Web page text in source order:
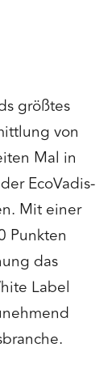
größtes
von
Mal in
EcoVadis-
Mit einer
Punkten
das
Label